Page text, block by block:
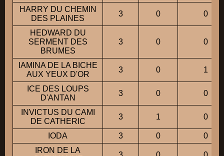
HARRY DU CHEMIN
DES PLAINES
3 0 0
HEDWARD DU
SERMENT DES
BRUMES
3 0 0
IAMINA DE LA BICHE
AUX YEUX D'OR
3 0 1
ICE DES LOUPS
D'ANTAN
3 0 0
INVICTUS DU CAMI
DE CATHERIC
3 1 0
IODA 3 0
0
IRON DE LA